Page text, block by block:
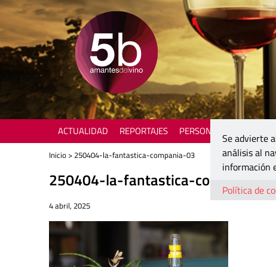
ACTUALIDAD REPORTAJES PERSONAJES
Inicio > 250404-la-fantastica-compania-03
250404-la-fantastica-compania-03
4 abril, 2025
Se advierte
análisis al
información
Política de